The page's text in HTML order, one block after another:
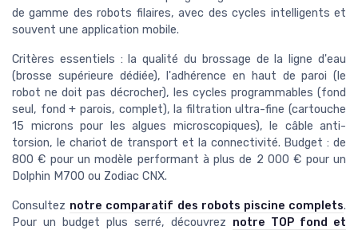
de gamme des robots filaires, avec des cycles intelligents et
souvent une application mobile.
Critères essentiels : la qualité du brossage de la ligne d'eau
(brosse supérieure dédiée), l'adhérence en haut de paroi (le
robot ne doit pas décrocher), les cycles programmables (fond
seul, fond + parois, complet), la filtration ultra-fine (cartouche
15 microns pour les algues microscopiques), le câble anti-
torsion, le chariot de transport et la connectivité. Budget : de
800 € pour un modèle performant à plus de 2 000 € pour un
Dolphin M700 ou Zodiac CNX.
Consultez notre comparatif des robots piscine complets.
Pour un budget plus serré, découvrez notre TOP fond et